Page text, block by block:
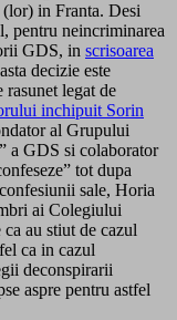
(lor) in Franta. Desi
pentru neincriminarea
GDS, in scrisoarea
decizie este
legat de
inchipuit Sorin
al Grupului
a GDS si colaborator
tot dupa
sale, Horia
ai Colegiului
au stiut de cazul
ca in cazul
deconspirarii
aspre pentru astfel